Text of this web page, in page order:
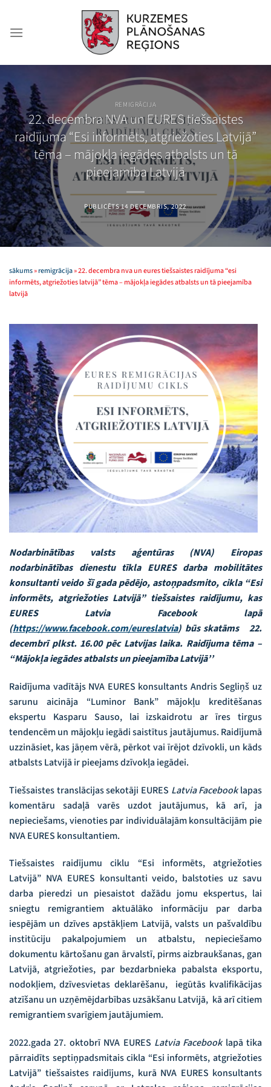
content
REMIGRĀCIJA
22. decembra NVA un EURES tiešsaistes
raidījuma “Esi informēts, atgriežoties Latvijā”
tēma – mājokļa iegādes atbalsts un tā
pieejamība Latvijā
PUBLICĒTS14 DECEMBRIS, 2022
sākums»remigrācija»22. decembra nva un eures tiešsaistes raidījuma “esi
informēts, atgriežoties latvijā” tēma – mājokļa iegādes atbalsts un tā pieejamība
latvijā
Nodarbinātības valsts aģentūras (NVA) Eiropas
nodarbinātības dienestu tīkla EURES darba mobilitātes
konsultanti veido šī gada pēdējo, astoņpadsmito, cikla “Esi
informēts, atgriežoties Latvijā” tiešsaistes raidījumu, kas
EURES Latvia Facebook lapā
(https://www.facebook.com/eureslatvia) būs skatāms 22.
decembrī plkst. 16.00 pēc Latvijas laika. Raidījuma tēma –
“Mājokļa iegādes atbalsts un pieejamība Latvijā’’
Raidījuma vadītājs NVA EURES konsultants Andris Segliņš uz
sarunu aicināja “Luminor Bank” mājokļu kreditēšanas
ekspertu Kasparu Sauso, lai izskaidrotu ar īres tirgus
tendencēm un mājokļu iegādi saistītus jautājumus. Raidījumā
uzzināsiet, kas jāņem vērā, pērkot vai īrējot dzīvokli, un kāds
atbalsts Latvijā ir pieejams dzīvokļa iegādei.
Tiešsaistes translācijas sekotāji EURES Latvia Facebooklapas
komentāru sadaļā varēs uzdot jautājumus, kā arī, ja
nepieciešams, vienoties par individuālajām konsultācijām pie
NVA EURES konsultantiem.
Tiešsaistes raidījumu ciklu “Esi informēts, atgriežoties
Latvijā” NVA EURES konsultanti veido, balstoties uz savu
darba pieredzi un piesaistot dažādu jomu ekspertus, lai
sniegtu remigrantiem aktuālāko informāciju par darba
iespējām un dzīves apstākļiem Latvijā, valsts un pašvaldību
institūciju pakalpojumiem un atbalstu, nepieciešamo
dokumentu kārtošanu gan ārvalstī, pirms aizbraukšanas, gan
Latvijā, atgriežoties, par bezdarbnieka pabalsta eksportu,
nodokļiem, dzīvesvietas deklarēšanu, iegūtās kvalifikācijas
atzīšanu un uzņēmējdarbības uzsākšanu Latvijā, kā arī citiem
remigrantiem svarīgiem jautājumiem.
2022.gada 27. oktobrī NVA EURES Latvia Facebooklapā tika
pārraidīts septiņpadsmitais cikla “Esi informēts, atgriežoties
Latvijā” tiešsaistes raidījums, kurā NVA EURES konsultants